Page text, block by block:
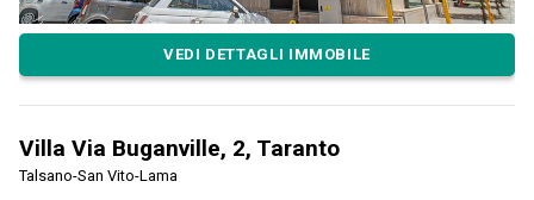
VEDI DETTAGLI IMMOBILE
Villa Via Buganville, 2, Taranto
Talsano-San Vito-Lama